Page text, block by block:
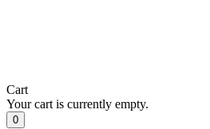
Cart
Your cart is currently empty.
0